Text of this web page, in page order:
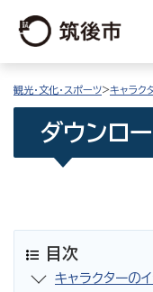
観光・文化・スポーツ>キャラク
ダウンロ
目次
キャラクターの